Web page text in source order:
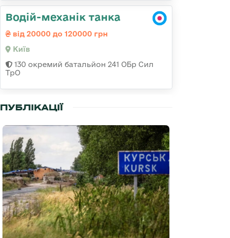
Водій-механік танка
від 20000 до 120000 грн
Київ
130 окремий батальйон 241 ОБр Сил
ТрО
ПУБЛІКАЦІЇ